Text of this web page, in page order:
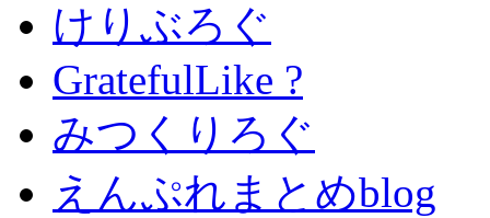
けりぶろぐ
GratefulLike ?
みつくりろぐ
えんぷれまとめblog